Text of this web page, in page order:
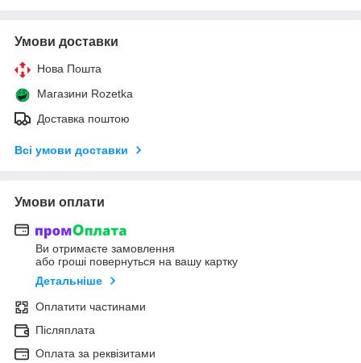
Умови доставки
Нова Пошта
Магазини Rozetka
Доставка поштою
Всі умови доставки
Умови оплати
Ви отримаєте замовлення
або гроші повернуться на вашу картку
Детальніше
Оплатити частинами
Післяплата
Оплата за реквізитами